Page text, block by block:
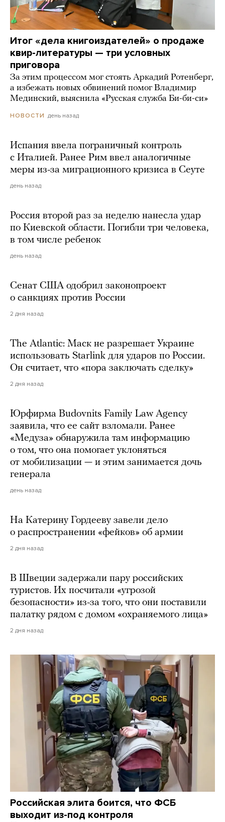
Итог «дела книгоиздателей» о продаже
квир-литературы — три условных
приговора
За этим процессом мог стоять Аркадий Ротенберг,
а избежать новых обвинений помог Владимир
Мединский, выяснила «Русская служба Би-би-си»
НОВОСТИ день назад
Испания ввела пограничный контроль
с Италией. Ранее Рим ввел аналогичные
меры из-за миграционного кризиса в Сеуте
день назад
Россия второй раз за неделю нанесла удар
по Киевской области. Погибли три человека,
в том числе ребенок
день назад
Сенат США одобрил законопроект
о санкциях против России
2 дня назад
The Atlantic: Маск не разрешает Украине
использовать Starlink для ударов по России.
Он считает, что «пора заключать сделку»
2 дня назад
Юрфирма Budovnits Family Law Agency
заявила, что ее сайт взломали. Ранее
«Медуза» обнаружила там информацию
о том, что она помогает уклоняться
от мобилизации — и этим занимается дочь
генерала
день назад
На Катерину Гордееву завели дело
о распространении «фейков» об армии
2 дня назад
В Швеции задержали пару российских
туристов. Их посчитали «угрозой
безопасности» из-за того, что они поставили
палатку рядом с домом «охраняемого лица»
2 дня назад
Российская элита боится, что ФСБ
выходит из-под контроля